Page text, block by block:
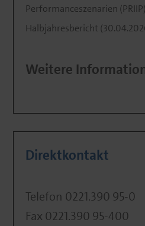
Performanceszenarien
Halbjahresbericht
Weitere
Direktkontakt
Telefon 0221.390 95-0
Fax 0221.390 95-400